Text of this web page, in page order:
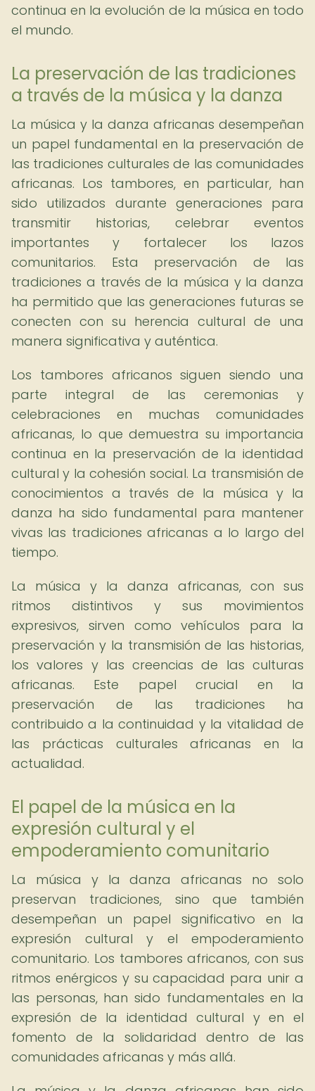
continua en la evolución de la música en todo
el mundo.
La preservación de las tradiciones
a través de la música y la danza
La música y la danza africanas desempeñan
un papel fundamental en la preservación de
las tradiciones culturales de las comunidades
africanas. Los tambores, en particular, han
sido utilizados durante generaciones para
transmitir historias, celebrar eventos
importantes y fortalecer los lazos
comunitarios. Esta preservación de las
tradiciones a través de la música y la danza
ha permitido que las generaciones futuras se
conecten con su herencia cultural de una
manera significativa y auténtica.
Los tambores africanos siguen siendo una
parte integral de las ceremonias y
celebraciones en muchas comunidades
africanas, lo que demuestra su importancia
continua en la preservación de la identidad
cultural y la cohesión social. La transmisión de
conocimientos a través de la música y la
danza ha sido fundamental para mantener
vivas las tradiciones africanas a lo largo del
tiempo.
La música y la danza africanas, con sus
ritmos distintivos y sus movimientos
expresivos, sirven como vehículos para la
preservación y la transmisión de las historias,
los valores y las creencias de las culturas
africanas. Este papel crucial en la
preservación de las tradiciones ha
contribuido a la continuidad y la vitalidad de
las prácticas culturales africanas en la
actualidad.
El papel de la música en la
expresión cultural y el
empoderamiento comunitario
La música y la danza africanas no solo
preservan tradiciones, sino que también
desempeñan un papel significativo en la
expresión cultural y el empoderamiento
comunitario. Los tambores africanos, con sus
ritmos enérgicos y su capacidad para unir a
las personas, han sido fundamentales en la
expresión de la identidad cultural y en el
fomento de la solidaridad dentro de las
comunidades africanas y más allá.